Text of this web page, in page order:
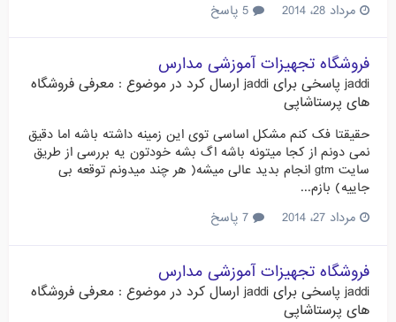
مرداد 28، 2014
فروشگاه تجهیزات آموزشی مدارس
jaddiپاسخی برای jaddiارسال کرد در موضوع : معرفی فروشگاه
های پرستاشاپی
حقیقتا فک کنم مشکل اساسی توی این زمینه داشته باشه اما دقیق
نمی دونم از کجا میتونه باشه اگ بشه خودتون یه بررسی از طریق
سایت gtm انجام بدید عالی میشه( هر چند میدونم توقعه بی
جاییه) بازم...
مرداد 27، 2014
فروشگاه تجهیزات آموزشی مدارس
jaddi پاسخی برای jaddi ارسال کرد در موضوع : معرفی فروشگاه
های پرستاشاپی